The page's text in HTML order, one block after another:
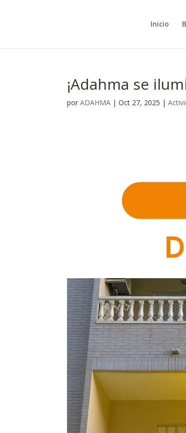
Inicio
¡Adahma se
porADAHMA |Oct 27, 2025 |